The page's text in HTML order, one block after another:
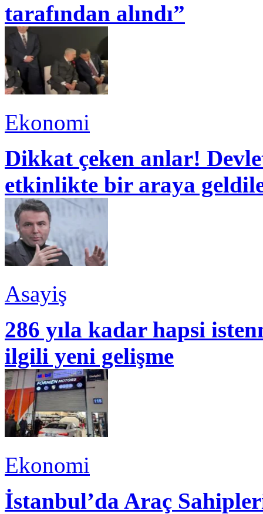
tarafından alındı”
Ekonomi
Dikkat çeken anlar!
etkinlikte bir araya
Asayiş
286 yıla kadar hapsi
ilgili yeni gelişme
Ekonomi
İstanbul’da Araç